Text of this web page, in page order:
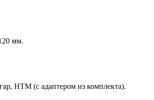
мм.
HTM (с адаптером из комплекта).